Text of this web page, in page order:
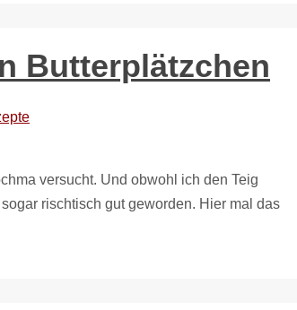
Butterplätzchen
versucht. Und obwohl ich den Teig
rischtisch gut geworden. Hier mal das